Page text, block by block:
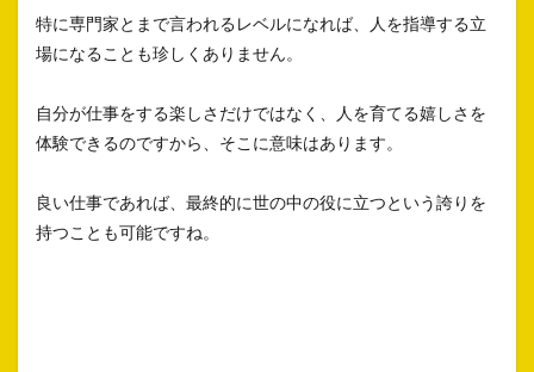
特に専門家とまで言われるレベルになれば、人を指導する立
場になることも珍しくありません。
自分が仕事をする楽しさだけではなく、人を育てる嬉しさを
体験できるのですから、そこに意味はあります。
良い仕事であれば、最終的に世の中の役に立つという誇りを
持つことも可能ですね。